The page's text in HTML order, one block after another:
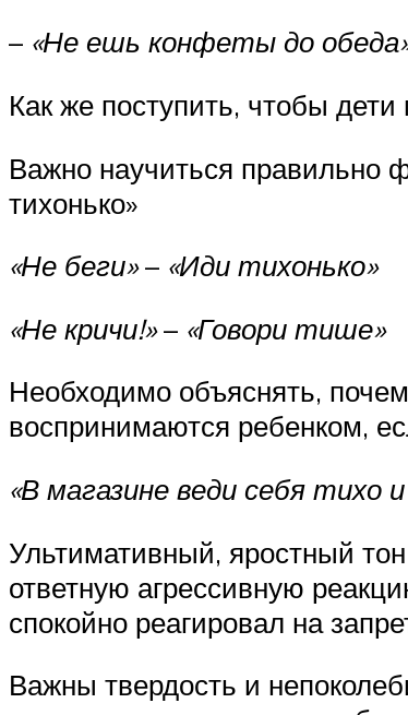
– «Не ешь конфеты до
Как же поступить, чтобы
Важно научиться правильно
тихонько»
«Не беги»– «Иди тихонько»
«Не кричи!»– «Говори тише»
Необходимо объяснять,
воспринимаются ребенком,
«В магазине веди себя
Ультимативный, яростный
ответную агрессивную
спокойно реагировал на
Важны твердость и